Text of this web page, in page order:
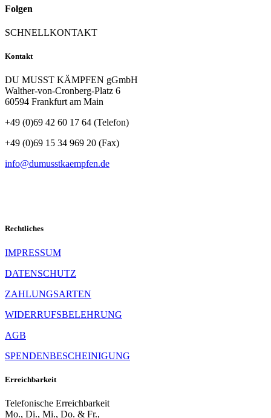
Folgen
SCHNELLKONTAKT
Kontakt
DU MUSST KÄMPFEN gGmbH
Walther-von-Cronberg-Platz 6
60594 Frankfurt am Main
+49 (0)69 42 60 17 64 (Telefon)
+49 (0)69 15 34 969 20 (Fax)
info@dumusstkaempfen.de
Rechtliches
IMPRESSUM
DATENSCHUTZ
ZAHLUNGSARTEN
WIDERRUFSBELEHRUNG
AGB
SPENDENBESCHEINIGUNG
Erreichbarkeit
Telefonische Erreichbarkeit
Mo., Di., Mi., Do. & Fr.,